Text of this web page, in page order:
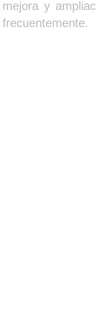
mejora y
frecuentemente.